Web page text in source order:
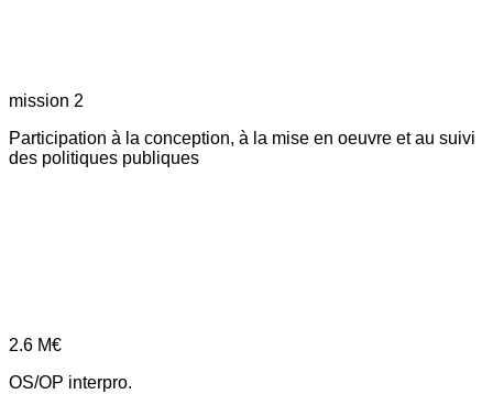
mission 2
Participation à la conception, à la mise en oeuvre et au suivi
des politiques publiques
2.6 M€
OS/OP interpro.